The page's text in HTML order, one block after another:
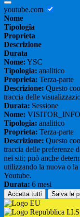
youtube.com
Nome
Tipologia
Proprieta
Descrizione
Durata
Nome: YSC
Tipologia: analitico
Proprieta: Terza-parte
Descrizione: Questo
traccia delle
Durata: Sessione
Nome:
Tipologia: analitico
Proprieta: Terza-parte
Descrizione: Questo
traccia delle preferenze
nei siti; può anche
utilizzando la nuova o
Youtube.
Durata: 6 mesi
Accetta tutti Salva le